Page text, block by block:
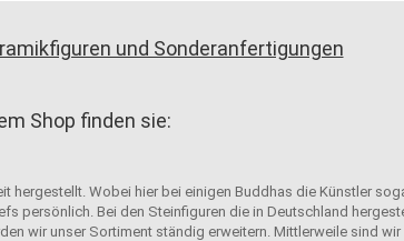
und Sonderanfertigungen
Shop finden sie:
hergestellt. Wobei hier bei einigen Buddhas die Künstler
persönlich. Bei den Steinfiguren die in Deutschland
wir unser Sortiment ständig erweitern. Mittlerweile sind